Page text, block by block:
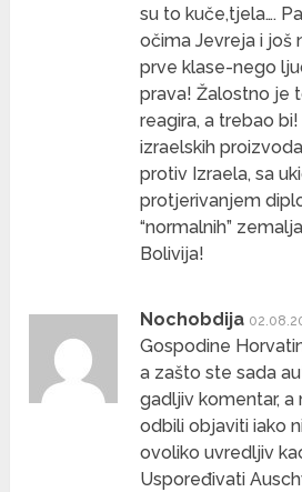
su to kuče,tjela….
očima Jevreja i još
prve klase-nego
prava! Žalostno je
reagira, a trebao
izraelskih
protiv Izraela, sa
protjerivanjem
“normalnih”
Bolivija!
Nochobdija
Gospodine
a zašto ste sada
gadljiv komentar,
odbili objaviti iako
ovoliko uvredljiv
Uspoređivati